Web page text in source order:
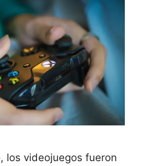
los videojuegos fueron